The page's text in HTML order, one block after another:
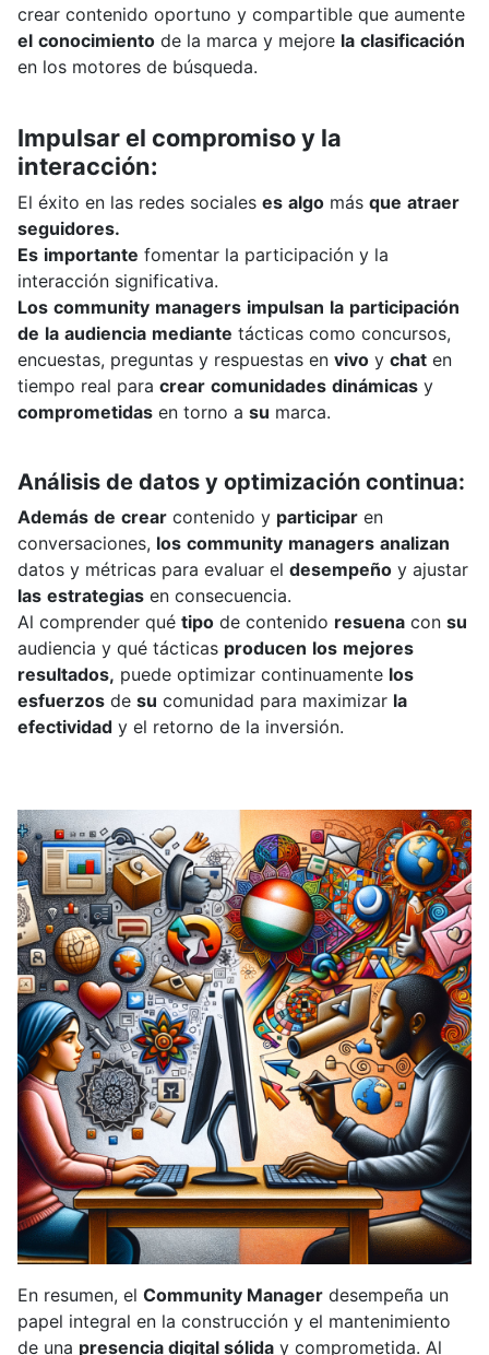
crear contenido oportuno y compartible que aumente
el conocimiento de la marca y mejore la clasificación
en los motores de búsqueda.
Impulsarel compromisoy la
interacción:
El éxito en las redes sociales es algo más que atraer
seguidores.
Es importante fomentar la participación y la
interacción significativa.
Los community managers impulsan la participación
de la audiencia mediante tácticas como concursos,
encuestas, preguntas y respuestas en vivo y chat en
tiempo real para crear comunidades dinámicas y
comprometidas en torno a su marca.
Análisis de datos y optimización continua:
Además de crear contenido y participar en
conversaciones, los community managers analizan
datos y métricas para evaluar el desempeño y ajustar
las estrategias en consecuencia.
Al comprender qué tipo de contenido resuena con su
audiencia y qué tácticas producen los mejores
resultados, puede optimizar continuamente los
esfuerzos de su comunidad para maximizar la
efectividad y el retorno de la inversión.
En resumen, el Community Manager desempeña un
papel integral en la construcción y el mantenimiento
de una presencia digital sólida y comprometida. Al